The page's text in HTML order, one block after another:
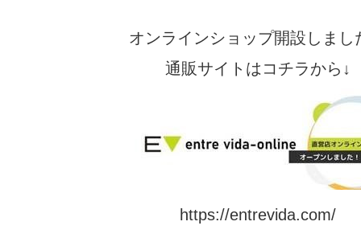
オンラインショップ開設しまし
通販サイトはコチラから↓
https://entrevida.com/